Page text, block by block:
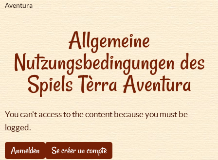
Aventura
Allgemeine
Nutzungsbedingungen des
Spiels Tèrra Aventura
You can't access to the content because you must be
logged.
Anmelden
Se créer un compte